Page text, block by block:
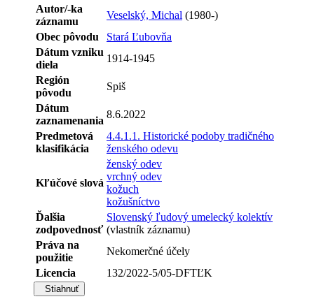
Autor/-ka
záznamu
Veselský, Michal (1980-)
Obec pôvodu
Stará Ľubovňa
Dátum vzniku
diela
1914-1945
Región
pôvodu
Spiš
Dátum
zaznamenania
8.6.2022
Predmetová
klasifikácia
4.4.1.1. Historické podoby tradičného
ženského odevu
Kľúčové slová
ženský odev
vrchný odev
kožuch
kožušníctvo
Ďalšia
zodpovednosť
Slovenský ľudový umelecký kolektív
(vlastník záznamu)
Práva na
použitie
Nekomerčné účely
Licencia
132/2022-5/05-DFTĽK
Stiahnuť